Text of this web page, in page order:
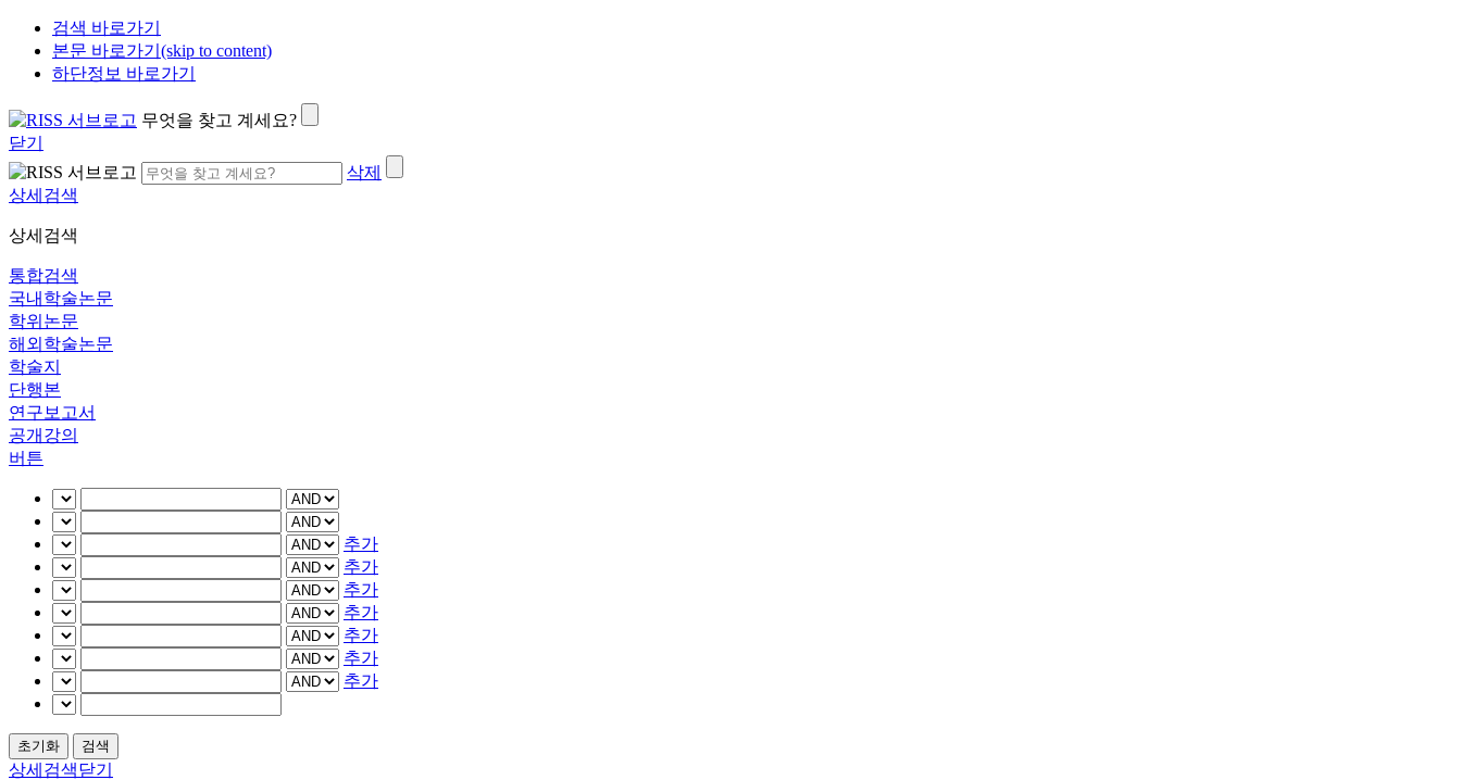
검색 바로가기
본문 바로가기(skip to content)
하단정보 바로가기
무엇을 찾고 계세요?
닫기
삭제
상세검색
상세검색
통합검색
국내학술논문
학위논문
해외학술논문
학술지
단행본
연구보고서
공개강의
버튼
추가
추가
추가
추가
추가
추가
추가
상세검색닫기